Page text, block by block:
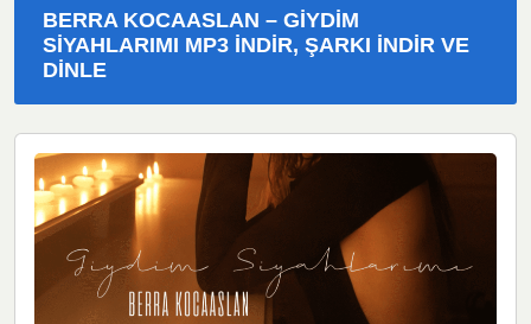
BERRA KOCAASLAN – GIYDIM
SIYAHLARIMI MP3 İNDIR, ŞARKI İNDIR VE
DINLE